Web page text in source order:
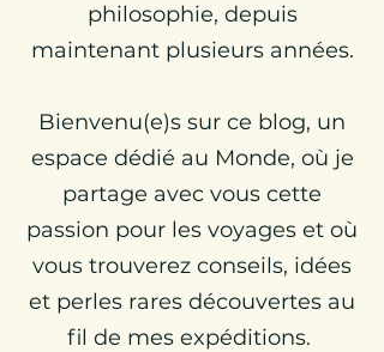
philosophie, depuis
maintenant plusieurs années.
Bienvenu(e)s sur ce blog, un
espace dédié au Monde, où je
partage avec vous cette
passion pour les voyages et où
vous trouverez conseils, idées
et perles rares découvertes au
fil de mes expéditions.